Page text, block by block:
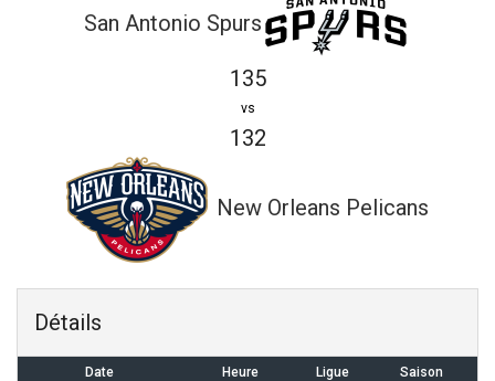
San Antonio Spurs
135
vs
132
New Orleans Pelicans
Détails
Date Heure Ligue Saison